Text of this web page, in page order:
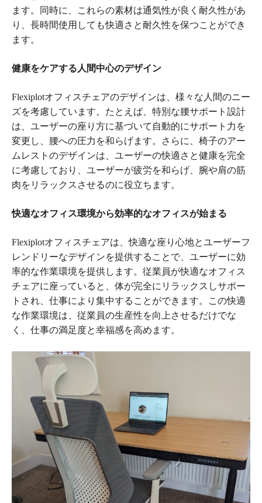
ます。同時に、これらの素材は通気性が良く耐久性があ
り、長時間使用しても快適さと耐久性を保つことができ
ます。
健康をケアする人間中心のデザイン
Flexiplotオフィスチェアのデザインは、様々な人間のニー
ズを考慮しています。たとえば、特別な腰サポート設計
は、ユーザーの座り方に基づいて自動的にサポート力を
変更し、腰への圧力を和らげます。さらに、椅子のアー
ムレストのデザインは、ユーザーの快適さと健康を完全
に考慮しており、ユーザーが疲労を和らげ、腕や肩の筋
肉をリラックスさせるのに役立ちます。
快適なオフィス環境から効率的なオフィスが始まる
Flexiplotオフィスチェアは、快適な座り心地とユーザーフ
レンドリーなデザインを提供することで、ユーザーに効
率的な作業環境を提供します。従業員が快適なオフィス
チェアに座っていると、体が完全にリラックスしサポー
トされ、仕事により集中することができます。この快適
な作業環境は、従業員の生産性を向上させるだけでな
く、仕事の満足度と幸福感を高めます。